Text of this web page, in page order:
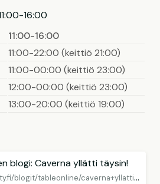
16:00
11:00-16:00
11:00-22:00 (keittiö 21:00)
11:00-00:00 (keittiö 23:00)
12:00-00:00 (keittiö 23:00)
13:00-20:00 (keittiö 19:00)
blogi: Caverna yllätti täysin!
h
ttp://www.city.fi/blogit/tableonline/caverna+yllatti+taysin/132417